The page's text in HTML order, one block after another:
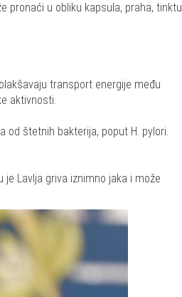
pronaći u obliku kapsula, praha,
transport energije među
aktivnosti.
od štetnih bakterija, poput H. pylori.
Lavlja griva iznimno jaka i može